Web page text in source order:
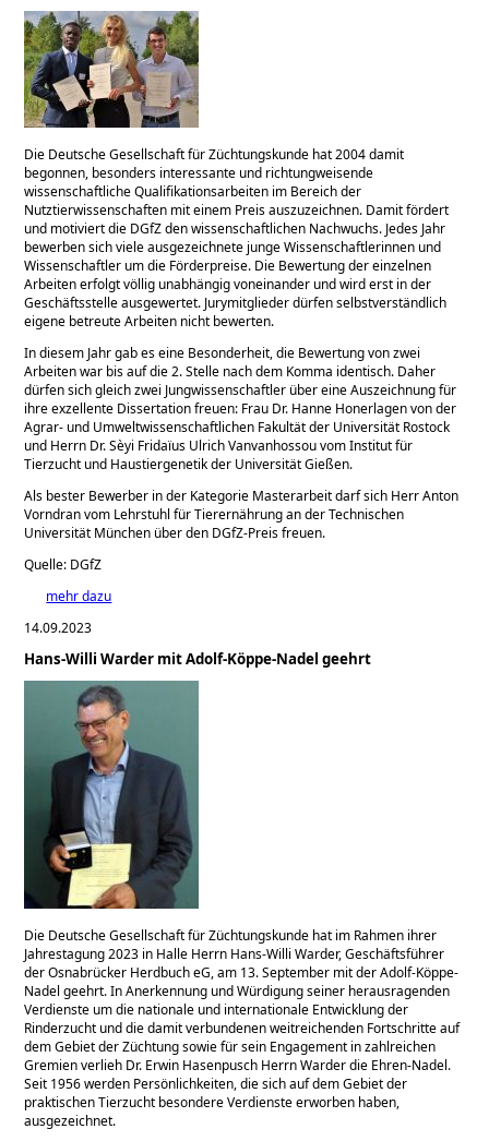
Die Deutsche Gesellschaft für Züchtungskunde hat 2004 damit
begonnen, besonders interessante und richtungweisende
wissenschaftliche Qualifikationsarbeiten im Bereich der
Nutztierwissenschaften mit einem Preis auszuzeichnen. Damit fördert
und motiviert die DGfZ den wissenschaftlichen Nachwuchs. Jedes Jahr
bewerben sich viele ausgezeichnete junge Wissenschaftlerinnen und
Wissenschaftler um die Förderpreise. Die Bewertung der einzelnen
Arbeiten erfolgt völlig unabhängig voneinander und wird erst in der
Geschäftsstelle ausgewertet. Jurymitglieder dürfen selbstverständlich
eigene betreute Arbeiten nicht bewerten.
In diesem Jahr gab es eine Besonderheit, die Bewertung von zwei
Arbeiten war bis auf die 2. Stelle nach dem Komma identisch. Daher
dürfen sich gleich zwei Jungwissenschaftler über eine Auszeichnung für
ihre exzellente Dissertation freuen: Frau Dr. Hanne Honerlagen von der
Agrar- und Umweltwissenschaftlichen Fakultät der Universität Rostock
und Herrn Dr. Sèyi Fridaïus Ulrich Vanvanhossou vom Institut für
Tierzucht und Haustiergenetik der Universität Gießen.
Als bester Bewerber in der Kategorie Masterarbeit darf sich Herr Anton
Vorndran vom Lehrstuhl für Tierernährung an der Technischen
Universität München über den DGfZ-Preis freuen.
Quelle: DGfZ
mehr dazu
14.09.2023
Hans-Willi Warder mit Adolf-Köppe-Nadel geehrt
Die Deutsche Gesellschaft für Züchtungskunde hat im Rahmen ihrer
Jahrestagung 2023 in Halle Herrn Hans-Willi Warder, Geschäftsführer
der Osnabrücker Herdbuch eG, am 13. September mit der Adolf-Köppe-
Nadel geehrt. In Anerkennung und Würdigung seiner herausragenden
Verdienste um die nationale und internationale Entwicklung der
Rinderzucht und die damit verbundenen weitreichenden Fortschritte auf
dem Gebiet der Züchtung sowie für sein Engagement in zahlreichen
Gremien verlieh Dr. Erwin Hasenpusch Herrn Warder die Ehren-Nadel.
Seit 1956 werden Persönlichkeiten, die sich auf dem Gebiet der
praktischen Tierzucht besondere Verdienste erworben haben,
ausgezeichnet.